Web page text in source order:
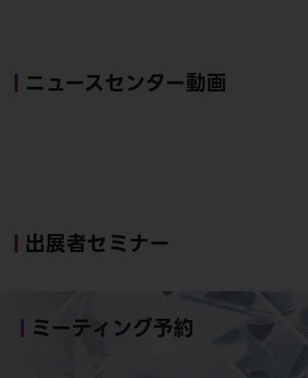
ニュースセンター動画
出展者セミナー
ミーティング予約